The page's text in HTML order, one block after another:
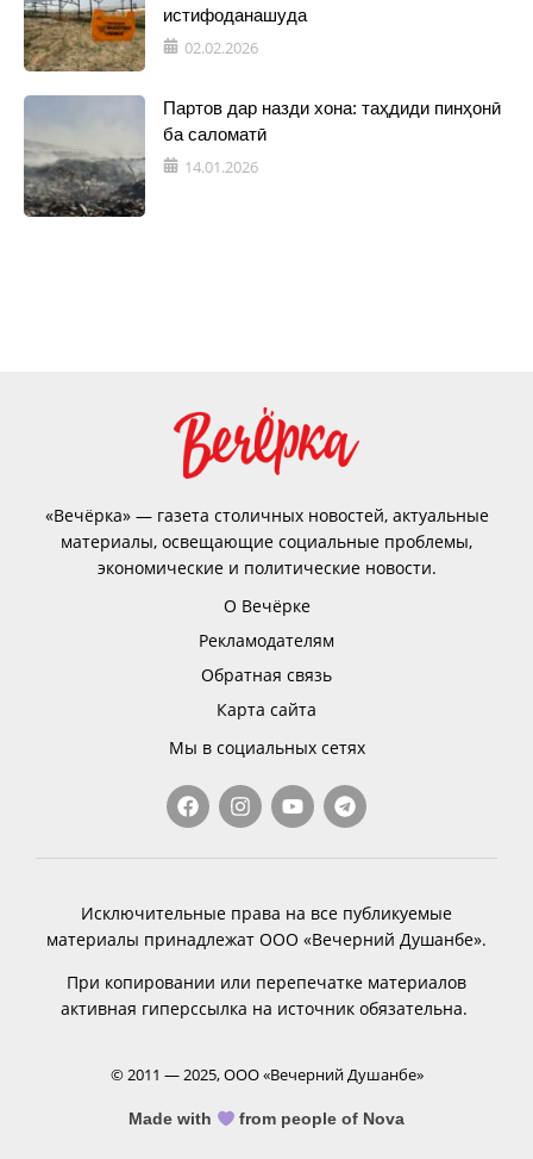
истифоданашуда
02.02.2026
Партов дар назди хона: таҳдиди пинҳонӣ
ба саломатӣ
14.01.2026
«Вечёрка» — газета столичных новостей, актуальные
материалы, освещающие социальные проблемы,
экономические и политические новости.
О Вечёрке
Рекламодателям
Обратная связь
Карта сайта
Мы в социальных сетях
Исключительные права на все публикуемые
материалы принадлежат ООО «Вечерний Душанбе».
При копировании или перепечатке материалов
активная гиперссылка на источник обязательна.
© 2011 — 2025, ООО «Вечерний Душанбе»
Made with from people of Nova